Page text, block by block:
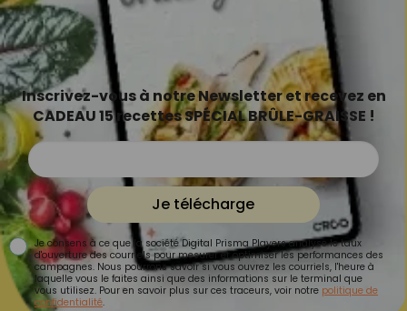
Inscrivez-vous à notre Newsletter et recevez en
CADEAU 15 recettes SPÉCIAL BRÛLE-GRAISSE !
Je télécharge
Je consens à ce que la société Digital Prisma Players analyse le taux
d'ouverture des courriels pour mesurer et optimiser les performances des
campagnes. Nous pourrons savoir si vous ouvrez les courriels, l'heure à
laquelle vous le faites ainsi que des informations sur le terminal que
vous utilisez. Pour en savoir plus sur ces traceurs, voir notre politique de
confidentialité.